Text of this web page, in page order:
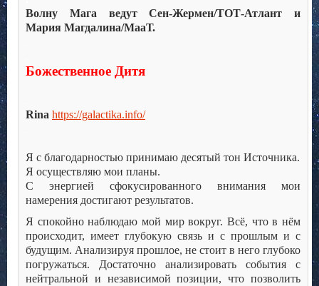
Волну Мага ведут Сен-Жермен/ТОТ-Атлант и
Мария Магдалина/МааТ.
Божественное Дитя
Rina https://galactika.info/
Я с благодарностью принимаю десятый тон Источника.
Я осуществляю мои планы.
С энергией сфокусированного внимания мои
намерения достигают результатов.
Я спокойно наблюдаю мой мир вокруг. Всё, что в нём
происходит, имеет глубокую связь и с прошлым и с
будущим. Анализируя прошлое, не стоит в него глубоко
погружаться. Достаточно анализировать события с
нейтральной и независимой позиции, что позволить